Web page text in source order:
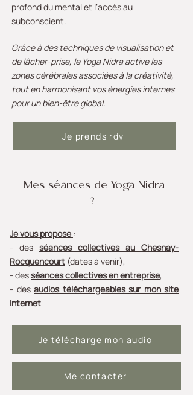
profond du mental et l’accès au
subconscient.
Grâce à des techniques de visualisation et
de lâcher-prise, le Yoga Nidra active les
zones cérébrales associées à la créativité,
tout en harmonisant vos énergies internes
pour un bien-être global.
Je prends rdv
Mes séances de Yoga Nidra
?
Je vous propose :
- des séances collectives au Chesnay-
Rocquencourt (dates à venir),
- desséances collectives en entreprise,
- des audios téléchargeables sur mon site
internet
Je télécharge mon audio
Me contacter